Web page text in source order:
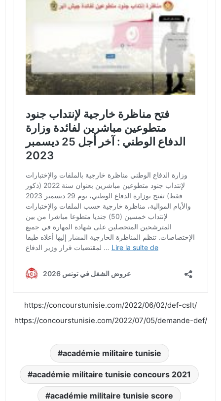
https://concourstunisie.com/2022/06/02/def-cslt/
https://concourstunisie.com/2022/07/05/demande-def/
académie militaire tunisie
académie militaire tunisie concours 2021
académie militaire tunisie score